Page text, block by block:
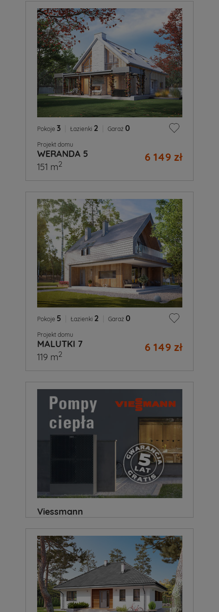
Pokoje 3 Łazienki 2 Garaż 0
Projekt domu
WERANDA 5 6 149 zł
151 m2
Pokoje 5 Łazienki 2 Garaż 0
Projekt domu
MALUTKI 7 6 149 zł
119 m2
Viessmann